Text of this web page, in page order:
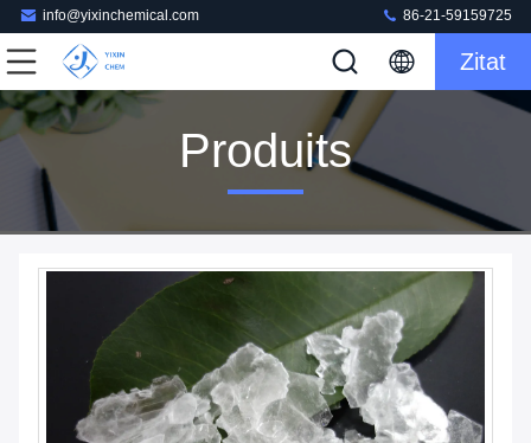
info@yixinchemical.com 86-21-59159725
Zitat
Produits